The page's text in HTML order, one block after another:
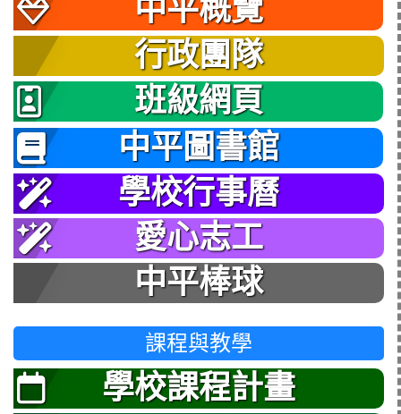
中平概覽
行政團隊
班級網頁
中平圖書館
學校行事曆
愛心志工
中平棒球
課程與教學
學校課程計畫